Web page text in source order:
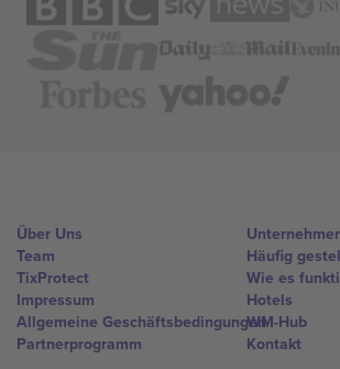
Über Uns
Team
TixProtect
Impressum
Allgemeine Geschäftsbedingungen
Partnerprogramm
Häufig
Wie es
Hotels
WM-Hub
Kontakt